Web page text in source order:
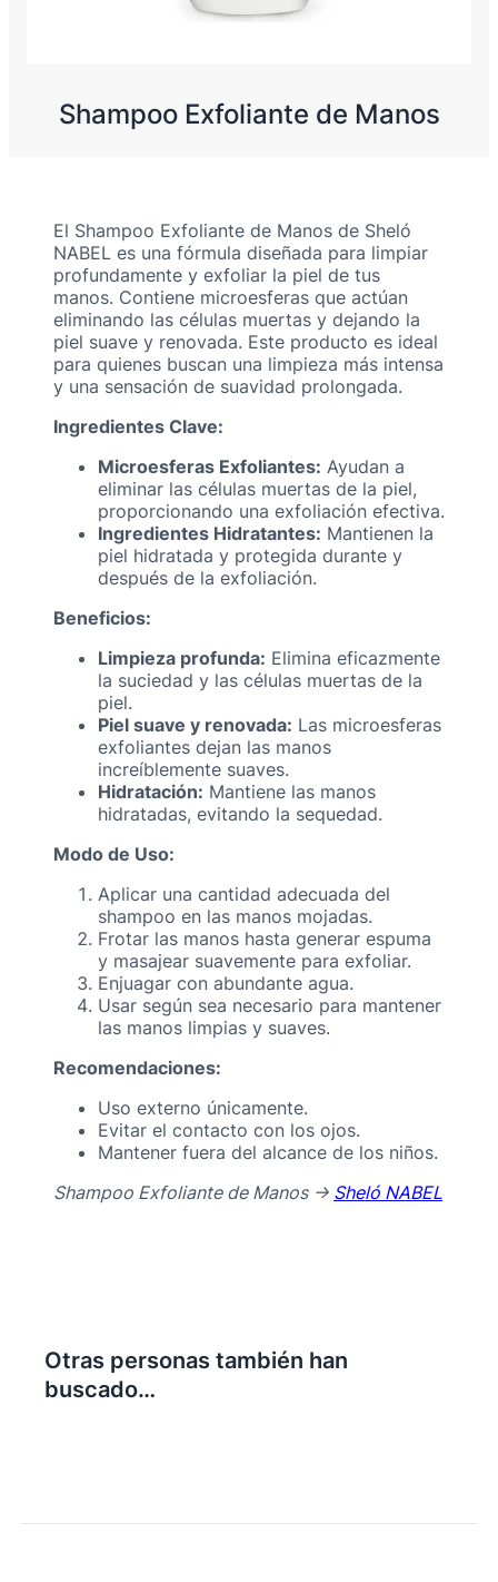
Shampoo Exfoliante de Manos
El Shampoo Exfoliante de Manos de Sheló
NABEL es una fórmula diseñada para limpiar
profundamente y exfoliar la piel de tus
manos. Contiene microesferas que actúan
eliminando las células muertas y dejando la
piel suave y renovada. Este producto es ideal
para quienes buscan una limpieza más intensa
y una sensación de suavidad prolongada.
Ingredientes Clave:
Microesferas Exfoliantes: Ayudan a
eliminar las células muertas de la piel,
proporcionando una exfoliación efectiva.
Ingredientes Hidratantes: Mantienen la
piel hidratada y protegida durante y
después de la exfoliación.
Beneficios:
Limpieza profunda: Elimina eficazmente
la suciedad y las células muertas de la
piel.
Piel suave y renovada: Las microesferas
exfoliantes dejan las manos
increíblemente suaves.
Hidratación: Mantiene las manos
hidratadas, evitando la sequedad.
Modo de Uso:
Aplicar una cantidad adecuada del
shampoo en las manos mojadas.
Frotar las manos hasta generar espuma
y masajear suavemente para exfoliar.
Enjuagar con abundante agua.
Usar según sea necesario para mantener
las manos limpias y suaves.
Recomendaciones:
Uso externo únicamente.
Evitar el contacto con los ojos.
Mantener fuera del alcance de los niños.
Shampoo Exfoliante de Manos -> Sheló NABEL
Otras personas también han
buscado…